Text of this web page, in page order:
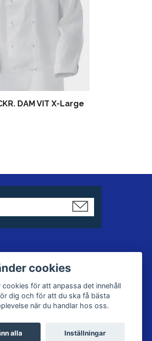
DAM VIT X-Large
cookies
cookies för att anpassa det innehåll
dig och för att du ska få bästa
när du handlar hos oss.
alla Inställningar